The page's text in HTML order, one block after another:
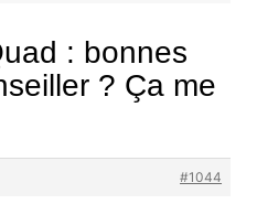
: bonnes
? Ça me
#1044